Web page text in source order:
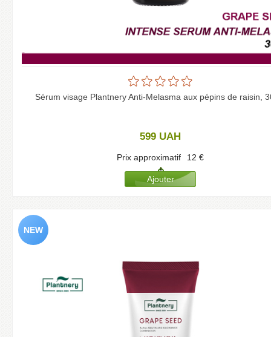
Sérum visage Plantnery Anti-Melasma aux pépins de raisin,
599 UAH
Prix approximatif 12 €